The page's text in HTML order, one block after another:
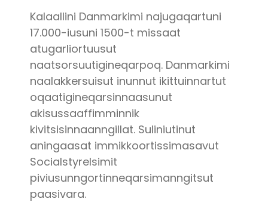
Kalaallini Danmarkimi najugaqartuni
17.000-iusuni 1500-t missaat
atugarliortuusut
naatsorsuutigineqarpoq. Danmarkimi
naalakkersuisut inunnut ikittuinnartut
oqaatigineqarsinnaasunut
akisussaaffimminnik
kivitsisinnaanngillat. Suliniutinut
aningaasat immikkoortissimasavut
Socialstyrelsimit
piviusunngortinneqarsimanngitsut
paasivara.